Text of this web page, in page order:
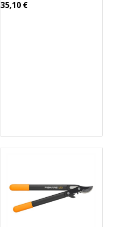
35,10 €